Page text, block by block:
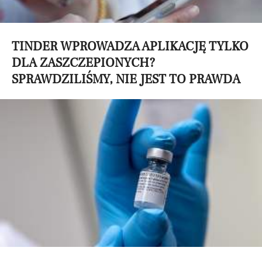
TINDER WPROWADZA APLIKACJĘ TYLKO
DLA ZASZCZEPIONYCH?
SPRAWDZILIŚMY, NIE JEST TO PRAWDA